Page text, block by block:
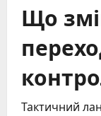
Що
Тактичний